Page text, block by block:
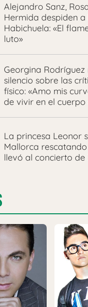
Alejandro Sanz,
Hermida despiden a
Habichuela: «El
luto»
Georgina Rodríguez
silencio sobre las
físico: «Amo mis
de vivir en el cuerpo
La princesa Leonor
Mallorca
llevó al concierto de